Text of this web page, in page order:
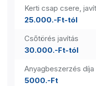
Kerti csap csere,
25.000.-Ft-tól
Csőtörés javítás
30.000.-Ft-tól
Anyagbeszerzés díja
5000.-Ft